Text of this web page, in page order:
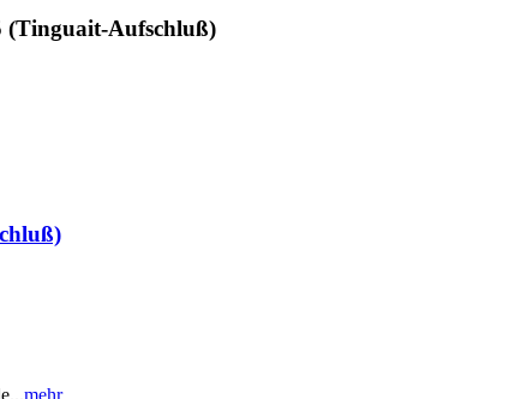
(Tinguait-Aufschluß)